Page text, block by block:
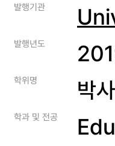
발행기관
발행년도
학위명 박사
학과 및 전공